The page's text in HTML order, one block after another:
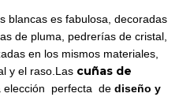
blancas es fabulosa, decoradas
de pluma, pedrerías de cristal,
en los mismos materiales,
y el raso.Las cuñas de
elección perfecta de diseño y